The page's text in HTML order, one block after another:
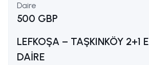
Daire
500 GBP
LEFKOŞA – TAŞKINKÖY 2+1
DAİRE